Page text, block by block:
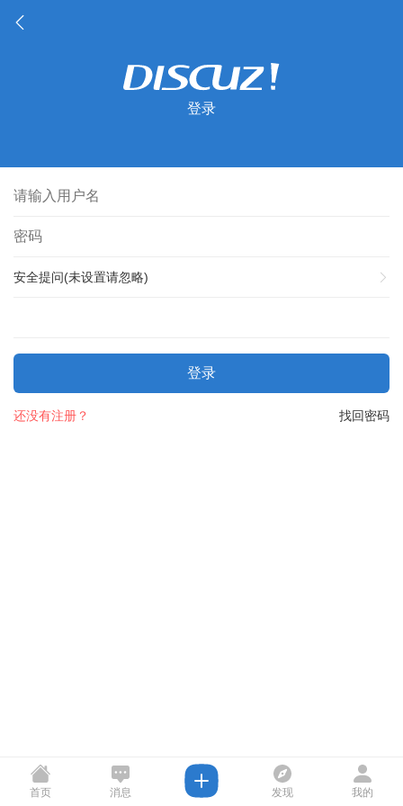
登录
安全提问(未设置请忽略)
登录
找回密码
还没有注册？
首页 消息 发现 我的